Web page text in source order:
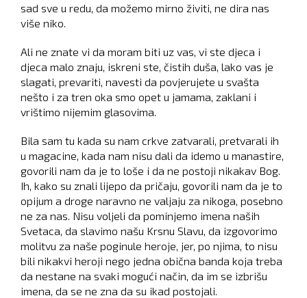
sad sve u redu, da možemo mirno živiti, ne dira nas
više niko.
Ali ne znate vi da moram biti uz vas, vi ste djeca i
djeca malo znaju, iskreni ste, čistih duša, lako vas je
slagati, prevariti, navesti da povjerujete u svašta
nešto i za tren oka smo opet u jamama, zaklani i
vrištimo nijemim glasovima.
Bila sam tu kada su nam crkve zatvarali, pretvarali ih
u magacine, kada nam nisu dali da idemo u manastire,
govorili nam da je to loše i da ne postoji nikakav Bog.
Ih, kako su znali lijepo da pričaju, govorili nam da je to
opijum a droge naravno ne valjaju za nikoga, posebno
ne za nas. Nisu voljeli da pominjemo imena naših
Svetaca, da slavimo našu Krsnu Slavu, da izgovorimo
molitvu za naše poginule heroje, jer, po njima, to nisu
bili nikakvi heroji nego jedna obična banda koja treba
da nestane na svaki mogući način, da im se izbrišu
imena, da se ne zna da su ikad postojali.